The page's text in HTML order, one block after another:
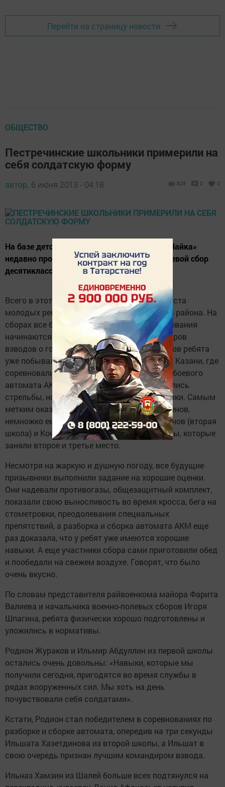
Перейти на страницу новости
ОБЩЕСТВО
Пестречинские школьники примерили на
себя солдатскую форму
автор, 6 июня 2013 - 04:18 828 0 0
На базе детско-оздоровительного лагеря «Чайка»
недавно прошел традиционный военно-полевой сбор
десятиклассников района.
Всего в этот день на сборы приехали около ста
молодых ребят со всех населенных пунктов района. На
сборах все было по военному: даже соревнования
начинаются только после доклада командиров
взводов о готовности к занятиям. Дор сборов ребята
уже побывали в одной из войсковых частей Казани, где
соревновались по стрельбе по мишеням из боевого
автомата АКМ. В день учений также состоялись
стрельбы, но уже из пневматической винтовки. Самым
метким оказался кряшсердинец Павел Семенов,
немножко ему уступили Салават Сиразетдинов (вторая
школа) и Константин Любов из первой школы, которые
заняли второе и третье место.
Несмотря на жаркую и душную погоду, все будущие
призывники выполнили задание на хорошие оценки.
Они надевали противогазы, общезащитный комплект,
показали свою выносливость во время кросса, бега на
стометровки, преодолевания специальных
препятствий, а разборка и сборка автомата АКМ еще
раз доказала, что у ребят уже имеются хорошие
навыки. А еще участники сбора сами приготовили обед
и пообедали на свежем воздухе. Говорят, что было
очень вкусно.
По словам представителя райвоенкома майора Фарита
Валиева и начальника военно-полевых сборов Игоря
Шпагина, ребята физически хорошо подготовлены и
уложились в нормативы.
Родион Жураков и Ильмир Абдуллин из первой школы
остались очень довольны: «Навыки, которые мы
получили сегодня, пригодятся во время службы в
рядах вооруженных сил. Мы хоть на день
почувствовали себя солдатами».
Кстати, Родион стал победителем в соревнованиях по
разборке и сборке автомата, опередив на три секунды
Ильшата Хазетдинова из второй школы, а Ильшат в
свою очередь признан лучшим командиром взвода.
Ильназ Хамзин из Шалей больше всех подтянулся на